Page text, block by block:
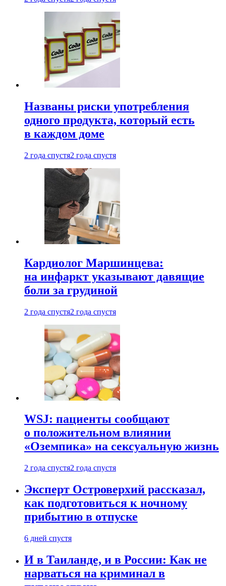
Названы риски употребления
одного продукта, который есть
в каждом доме
2 года спустя2 года спустя
Кардиолог Маршинцева:
на инфаркт указывают давящие
боли за грудиной
2 года спустя2 года спустя
WSJ: пациенты сообщают
о положительном влиянии
«Оземпика» на сексуальную жизнь
2 года спустя2 года спустя
Эксперт Островерхий рассказал,
как подготовиться к ночному
прибытию в отпуске
6 дней спустя
И в Таиланде, и в России: Как не
нарваться на криминал в